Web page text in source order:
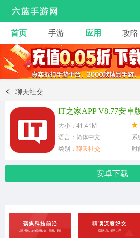
安卓手游
热门手游 角色扮演
动作射击
冒险解谜
体育竞技
首页 手游 应用 攻略
聊天社交
IT之家APP V8.77安卓
大小：41.41M
语言：简体中文
系
类别： 聊天社交 时
安卓下载